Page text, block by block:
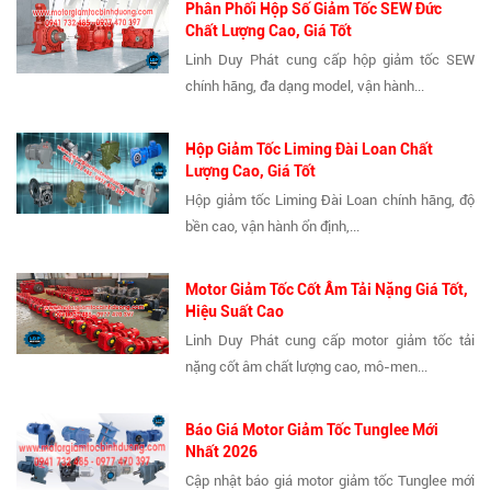
Phân Phối Hộp Số Giảm Tốc SEW Đức
Chất Lượng Cao, Giá Tốt
Linh Duy Phát cung cấp hộp giảm tốc SEW
chính hãng, đa dạng model, vận hành...
Hộp Giảm Tốc Liming Đài Loan Chất
Lượng Cao, Giá Tốt
Hộp giảm tốc Liming Đài Loan chính hãng, độ
bền cao, vận hành ổn định,...
Motor Giảm Tốc Cốt Âm Tải Nặng Giá Tốt,
Hiệu Suất Cao
Linh Duy Phát cung cấp motor giảm tốc tải
nặng cốt âm chất lượng cao, mô-men...
Báo Giá Motor Giảm Tốc Tunglee Mới
Nhất 2026
Cập nhật báo giá motor giảm tốc Tunglee mới